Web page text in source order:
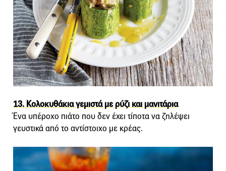
13. Κολοκυθάκια γεμιστά με ρύζι και μανιτάρια
Ένα υπέροχο πιάτο που δεν έχει τίποτα να ζηλέψει
γευστικά από το αντίστοιχο με κρέας.